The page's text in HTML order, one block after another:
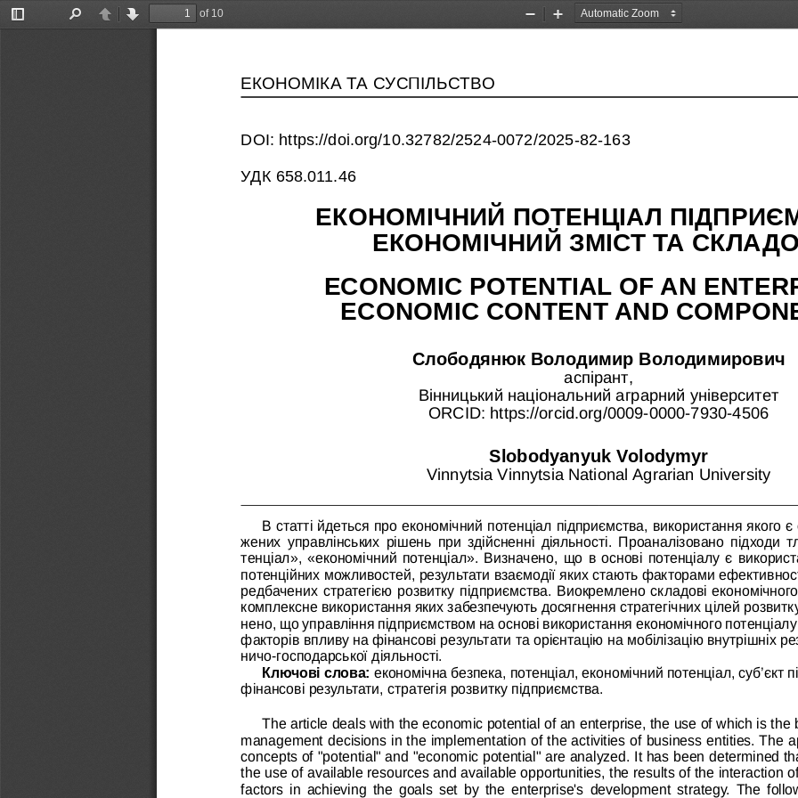
Toggle
PreviousNext
of 10
Zoom
Zoom
ЕКОНОМІКА ТА СУСПІЛЬСТВО
DOI: https://doi.org/10.32782/2524-0072/2025-82-163
УДК 658.011.46
ЕКОНОМІЧНИЙ ПОТЕНЦІАЛ
ЕКОНОМІЧНИЙ ЗМІСТ ТА
ECONOMIC POTENTIAL OF AN
ECONOMIC CONTENT AND
Слободянюк Володимир Володимирович
аспірант,
Вінницький національний аграрний університет
ORCID: https://orcid.org/0009-0000-7930-4506
Slobodyanyuk Volodymyr
Vinnytsia Vinnytsia National Agrarian University
В статті йдеться про економічний потенціал підприємства, використання якого
жених  управлінських  рішень  при  здійсненні  діяльності.  Проаналізовано  підходи
тенціал», «економічний потенціал». Визначено, що в основі потенціалу є
потенційних можливостей, результати взаємодії яких стають факторами
редбачених стратегією розвитку підприємства. Виокремлено складові
комплексне використання яких забезпечують досягнення стратегічних цілей
нено, що управління підприємством на основі використання економічного
факторів впливу на фінансові результати та орієнтацію на мобілізацію внутрішніх
ничо-господарської діяльності.
Ключові слова: економічна безпека, потенціал, економічний потенціал, суб’єкт
фінансові результати, стратегія розвитку підприємства.
The article deals with the economic potential of an enterprise, the use of which is the
management decisions in the implementation of the activities of business entities. The
concepts of "potential" and "economic potential" are analyzed. It has been determined
the use of available resources and available opportunities, the results of the interaction
factors in achieving the goals set by the enterprise's development strategy. The